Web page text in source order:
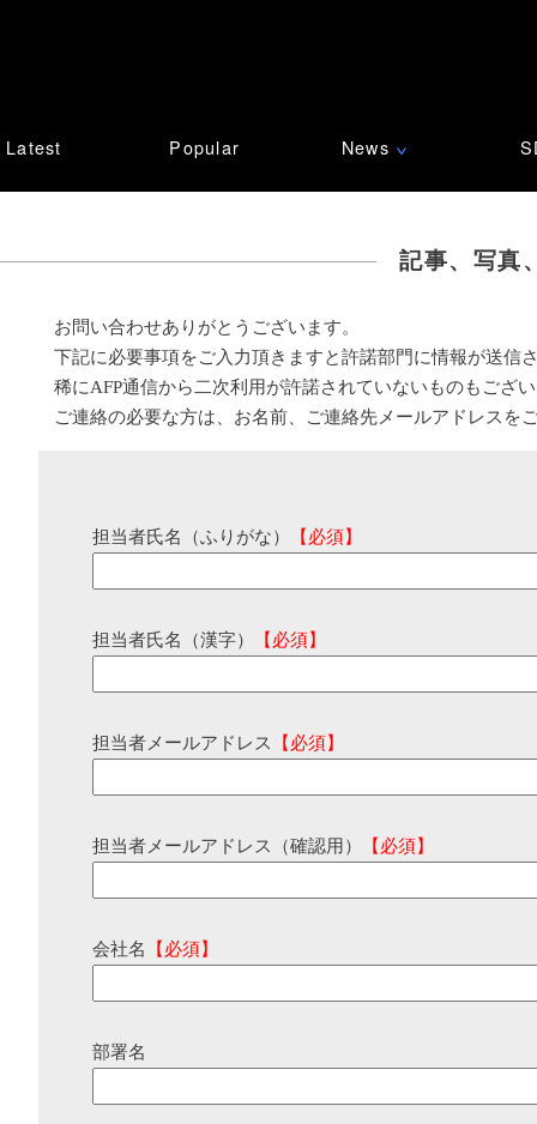
Latest Popular News ∨
記事、写真
お問い合わせありがとうございます。
下記に必要事項をご入力頂きますと許諾部門に情報が送信
稀にAFP通信から二次利用が許諾されていないものもござ
ご連絡の必要な方は、お名前、ご連絡先メールアドレスを
担当者氏名（ふりがな） 【必須】
担当者氏名（漢字） 【必須】
担当者メールアドレス 【必須】
担当者メールアドレス（確認用） 【必須】
会社名 【必須】
部署名